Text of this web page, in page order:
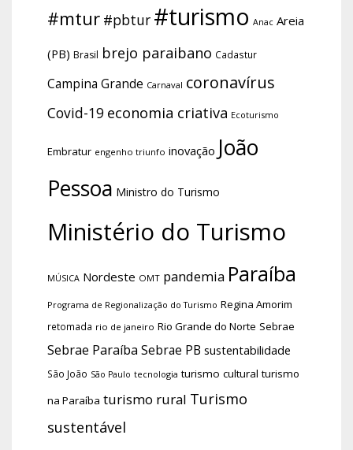
#mtur #pbtur #turismo Anac Areia
(PB) Brasil brejo paraibano Cadastur
Campina Grande Carnaval coronavírus
Covid-19 economia criativa Ecoturismo
Embratur engenho triunfo inovação João
Pessoa Ministro do Turismo
Ministério do Turismo
MÚSICA Nordeste OMT pandemia Paraíba
Programa de Regionalização do Turismo Regina Amorim
retomada rio de janeiro Rio Grande do Norte Sebrae
Sebrae Paraíba Sebrae PB sustentabilidade
São João São Paulo tecnologia turismo cultural turismo
na Paraíba turismo rural Turismo
sustentável